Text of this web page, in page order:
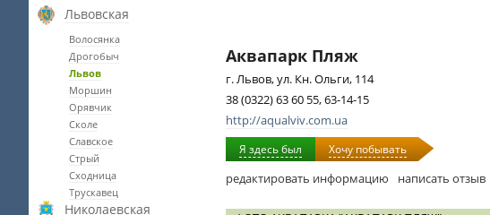
Львовская
Волосянка
Дрогобыч
Львов
Моршин
Орявчик
Сколе
Славское
Стрый
Сходница
Трускавец
Николаевская
Аквапарк Пляж
г. Львов, ул. Кн. Ольги, 114
38 (0322) 63 60 55, 63-14-15
http://aqualviv.com.ua
Я здесь был Хочу побывать
редактировать информацию написать отзыв